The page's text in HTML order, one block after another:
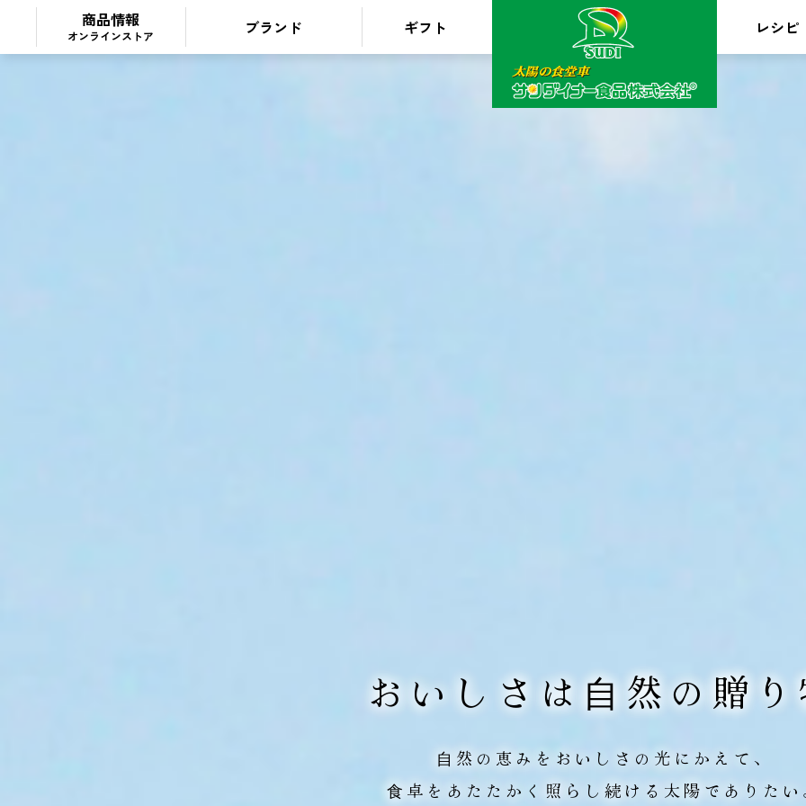
商品情報
オンラインストア ブランド ギフト レシピ
おいしさは⾃然の贈
⾃然の恵みをおいしさの光にかえて、
⾷卓をあたたかく照らし続ける 太陽でありた